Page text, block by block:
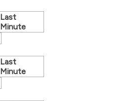
Last
Minute
Last
Minute